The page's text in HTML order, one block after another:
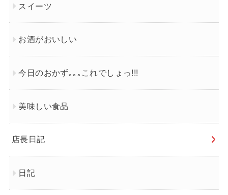
スイーツ
お酒がおいしい
今日のおかず｡｡｡これでしょっ!!!
美味しい食品
店長日記
日記